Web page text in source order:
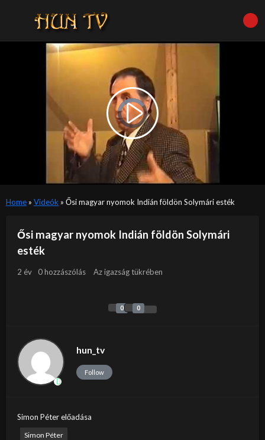
Video
Player
is
loading.Play
Video
Home» Videók » Ősi magyar nyomok Indián földön Solymári esték
Ősi magyar nyomok Indián földön Solymári
esték
2 év 0 hozzászólás Az igazság tükrében
0 0
hun_tv
Follow
Simon Péter előadása
Simon Péter